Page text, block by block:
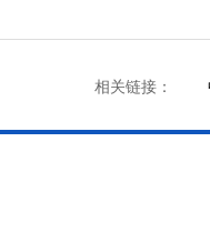
相关链接：